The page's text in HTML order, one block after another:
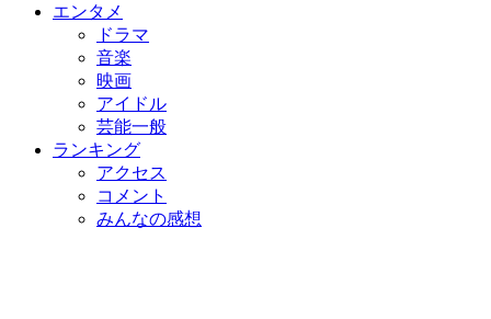
エンタメ
ドラマ
音楽
映画
アイドル
芸能一般
ランキング
アクセス
コメント
みんなの感想